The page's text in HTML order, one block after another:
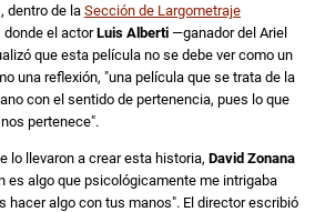
, dentro de la Sección de Largometraje
, donde el actorLuis Alberti —ganador del Ariel
que esta película no se debe ver como un
una reflexión, "una película que se trata de la
con el sentido de pertenencia, pues lo que
pertenece".
lo llevaron a crear esta historia, David Zonana
es algo que psicológicamente me intrigaba
hacer algo con tus manos". El director escribió